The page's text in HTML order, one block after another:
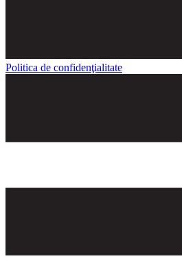
Politica de confidenţialitate